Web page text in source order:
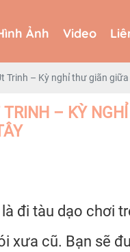
Hình Ảnh Video
Ảnh Video
– Kỳ nghỉ thư giãn
– KỲ
đi tàu dạo chơi
xưa cũ. Bạn sẽ